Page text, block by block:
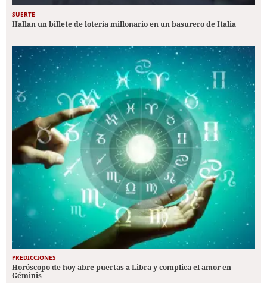
SUERTE
Hallan un billete de lotería millonario en un basurero de Italia
PREDICCIONES
Horóscopo de hoy abre puertas a Libra y complica el amor en
Géminis